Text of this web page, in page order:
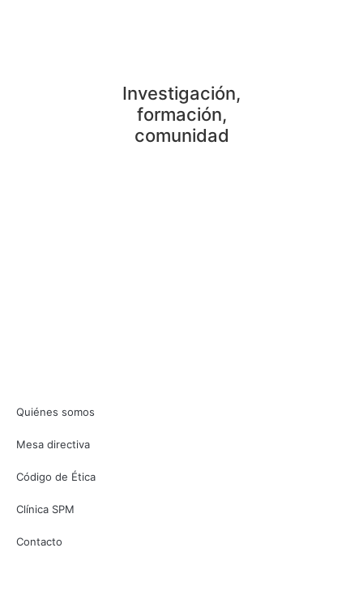
Investigación,
formación,
comunidad
Quiénes somos
Mesa directiva
Código de Ética
Clínica SPM
Contacto